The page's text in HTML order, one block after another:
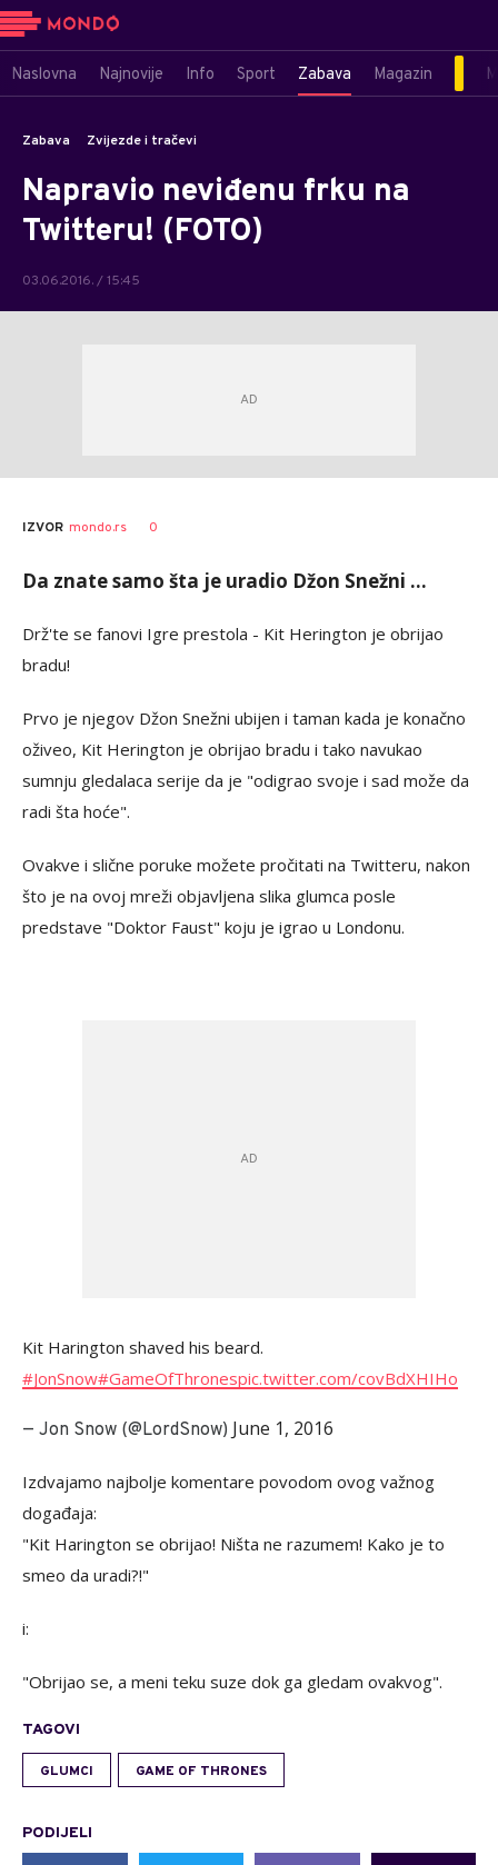
Naslovna Najnovije Info Sport Zabava Magazin
Zabava Zvijezde i tračevi
Napravio neviđenu frku na
Twitteru! (FOTO)
03.06.2016. / 15:45
IZVOR mondo.rs 0
Da znate samo šta je uradio Džon Snežni ...
Drž'te se fanovi Igre prestola - Kit Herington je obrijao
bradu!
Prvo je njegov Džon Snežni ubijen i taman kada je konačno
oživeo, Kit Herington je obrijao bradu i tako navukao
sumnju gledalaca serije da je "odigrao svoje i sad može da
radi šta hoće".
Ovakve i slične poruke možete pročitati na Twitteru, nakon
što je na ovoj mreži objavljena slika glumca posle
predstave "Doktor Faust" koju je igrao u Londonu.
Kit Harington shaved his beard.
#JonSnow#GameOfThronespic.twitter.com/covBdXHIHo
— Jon Snow (@LordSnow) June 1, 2016
Izdvajamo najbolje komentare povodom ovog važnog
događaja:
"Kit Harington se obrijao! Ništa ne razumem! Kako je to
smeo da uradi?!"
i:
"Obrijao se, a meni teku suze dok ga gledam ovakvog".
TAGOVI
GLUMCI GAME OF THRONES
PODIJELI